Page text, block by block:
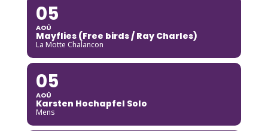
05
AOÛ
Mayflies (Free birds / Ray Charles)
La Motte Chalancon
05
AOÛ
Karsten Hochapfel Solo
Mens